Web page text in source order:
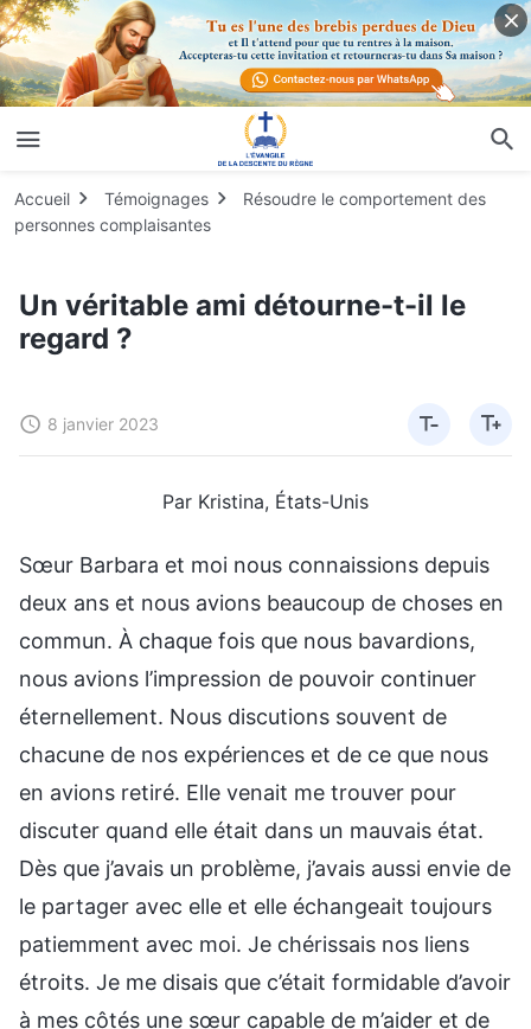
Accueil Témoignages
Résoudre le comportement des
personnes complaisantes
Un véritable ami détourne-t-il le
regard ?
8 janvier 2023
Par Kristina, États-Unis
Sœur Barbara et moi nous connaissions depuis
deux ans et nous avions beaucoup de choses en
commun. À chaque fois que nous bavardions,
nous avions l’impression de pouvoir continuer
éternellement. Nous discutions souvent de
chacune de nos expériences et de ce que nous
en avions retiré. Elle venait me trouver pour
discuter quand elle était dans un mauvais état.
Dès que j’avais un problème, j’avais aussi envie de
le partager avec elle et elle échangeait toujours
patiemment avec moi. Je chérissais nos liens
étroits. Je me disais que c’était formidable d’avoir
à mes côtés une sœur capable de m’aider et de